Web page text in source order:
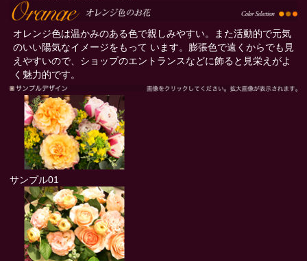
オレンジ色は温かみのある色で親しみやすい。また活動的で元気
のいい陽気なイメージをもって います。膨張色で遠くからでも見
えやすいので、ショップのエントランスなどに飾ると見栄えがよ
く魅力的です。
サンプル01